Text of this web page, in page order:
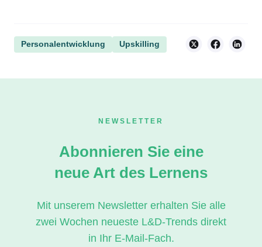
Personalentwicklung Upskilling
NEWSLETTER
Abonnieren Sie eine
neue Art des Lernens
Mit unserem Newsletter erhalten Sie alle
zwei Wochen neueste L&D-Trends direkt
in Ihr E-Mail-Fach.